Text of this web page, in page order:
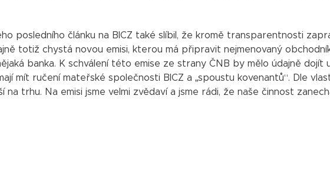
posledního článku na BICZ také slíbil, že kromě transparentnosti
totiž chystá novou emisi, kterou má připravit nejmenovaný
banka. K schválení této emise ze strany ČNB by mělo údajně dojít
mít ručení mateřské společnosti BICZ a „spoustu kovenantů“. Dle
trhu. Na emisi jsme velmi zvědaví a jsme rádi, že naše činnost